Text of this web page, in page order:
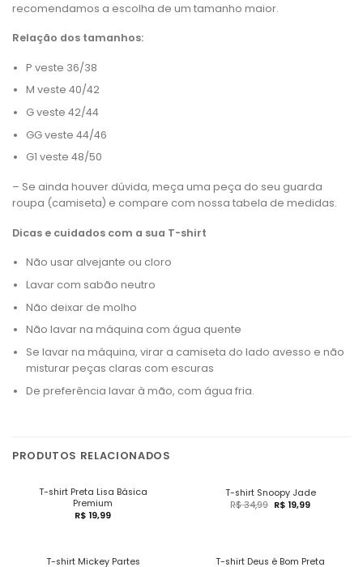
recomendamos a escolha de um tamanho maior.
Relação dos tamanhos:
P veste 36/38
M veste 40/42
G veste 42/44
GG veste 44/46
G1 veste 48/50
– Se ainda houver dúvida, meça uma peça do seu guarda
roupa (camiseta) e compare com nossa tabela de medidas.
Dicas e cuidados com a sua T-shirt
Não usar alvejante ou cloro
Lavar com sabão neutro
Não deixar de molho
Não lavar na máquina com água quente
Se lavar na máquina, virar a camiseta do lado avesso e não
misturar peças claras com escuras
De preferência lavar à mão, com água fria.
PRODUTOS RELACIONADOS
T-shirt Preta Lisa Básica
Premium
R$ 19,99
T-shirt Snoopy Jade
R$34,99 R$ 19,99
T-shirt Mickey Partes T-shirt Deus é Bom Preta